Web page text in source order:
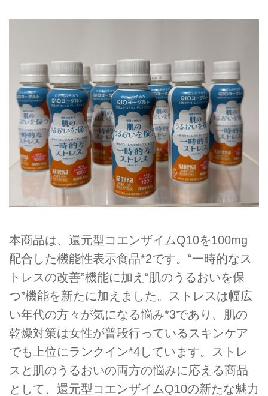
本商品は、還元型コエンザイムQ10を100mg
配合した機能性表示食品*2です。“一時的なス
トレスの改善”機能に加え“肌のうるおいを保
つ”機能を新たに加えました。ストレスは幅広
い年代の方々が気になる悩み*3であり、肌の
乾燥対策は女性が普段行っているスキンケア
でも上位にランクイン*4しています。ストレ
スと肌のうるおいの両方の悩みに応える商品
として、還元型コエンザイムQ10の新たな魅力